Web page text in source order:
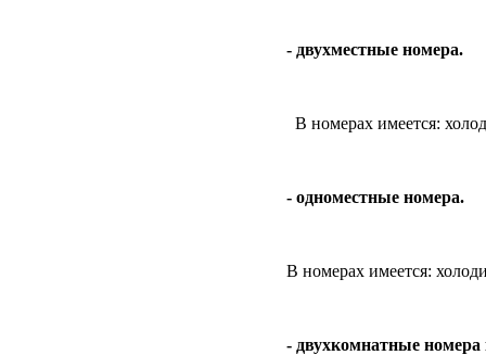
- двухместные номера.
В номерах имеется:
- одноместные номера.
В номерах имеется:
- двухкомнатные